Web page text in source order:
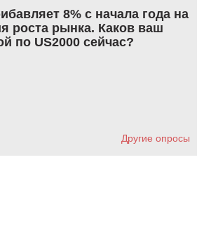
8% с начала года на
роста рынка. Каков ваш
по US2000 сейчас?
Другие опросы